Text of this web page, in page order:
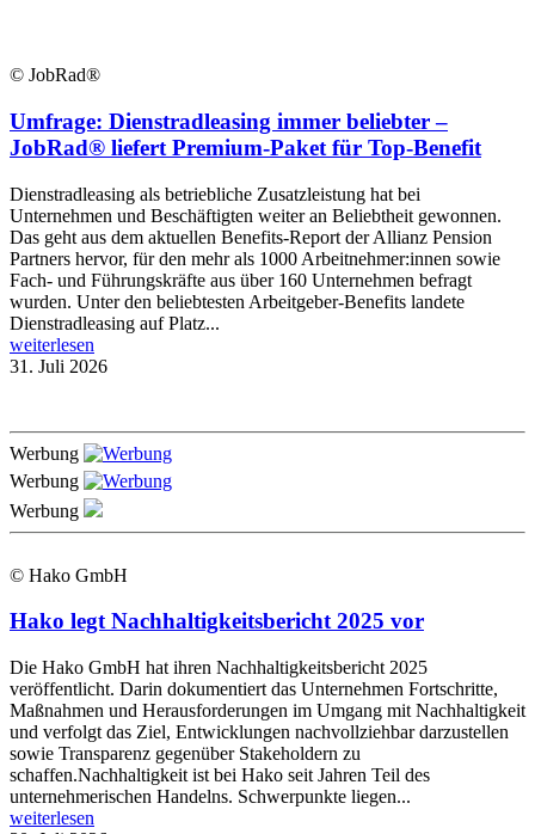
© JobRad®
Umfrage: Dienstradleasing immer beliebter –
JobRad® liefert Premium-Paket für Top-Benefit
Dienstradleasing als betriebliche Zusatzleistung hat bei
Unternehmen und Beschäftigten weiter an Beliebtheit gewonnen.
Das geht aus dem aktuellen Benefits-Report der Allianz Pension
Partners hervor, für den mehr als 1000 Arbeitnehmer:innen sowie
Fach- und Führungskräfte aus über 160 Unternehmen befragt
wurden. Unter den beliebtesten Arbeitgeber-Benefits landete
Dienstradleasing auf Platz...
weiterlesen
31. Juli 2026
Werbung
Werbung
Werbung
© Hako GmbH
Hako legt Nachhaltigkeitsbericht 2025 vor
Die Hako GmbH hat ihren Nachhaltigkeitsbericht 2025
veröffentlicht. Darin dokumentiert das Unternehmen Fortschritte,
Maßnahmen und Herausforderungen im Umgang mit Nachhaltigkeit
und verfolgt das Ziel, Entwicklungen nachvollziehbar darzustellen
sowie Transparenz gegenüber Stakeholdern zu
schaffen.Nachhaltigkeit ist bei Hako seit Jahren Teil des
unternehmerischen Handelns. Schwerpunkte liegen...
weiterlesen